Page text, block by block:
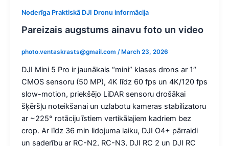
Noderīga Praktiskā DJI Dronu informācija
Pareizais augstums ainavu foto un video
photo.ventaskrasts@gmail.com / March 23, 2026
DJI Mini 5 Pro ir jaunākais “mini” klases drons ar 1″
CMOS sensoru (50 MP), 4K līdz 60 fps un 4K/120 fps
slow-motion, priekšējo LiDAR sensoru drošākai
šķēršļu noteikšanai un uzlabotu kameras stabilizatoru
ar ~225° rotāciju īstiem vertikālajiem kadriem bez
crop. Ar līdz 36 min lidojuma laiku, DJI O4+ pārraidi
un saderību ar RC-N2, RC-N3, DJI RC 2 un DJI RC